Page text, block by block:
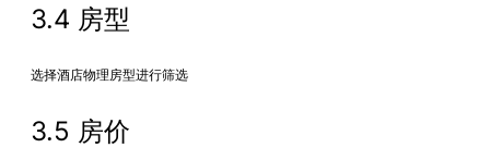
3.4 房型
选择酒店物理房型进行筛选
3.5 房价